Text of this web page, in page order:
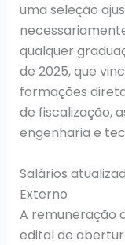
uma seleção
qualquer
de 2025, que
formações
de fiscalização,
engenharia e
Salários
Externo
A remuneração
edital de